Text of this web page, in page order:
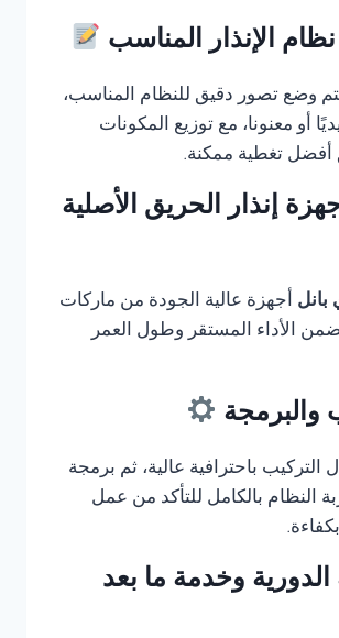
يتم وضع تصور دقيق للنظام المناسب،
أو معنونا، مع توزيع المكونات
أفضل تغطية ممكنة.
أجهزة عالية الجودة من ماركات
الأداء المستقر وطول العمر
التركيب باحترافية عالية، ثم برمجة
النظام بالكامل للتأكد من عمل
الدورية وخدمة ما بعد